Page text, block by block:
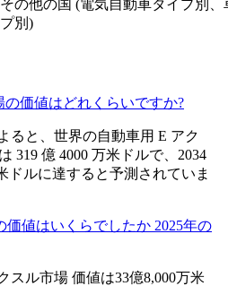
その他の国 (電気自動車タイプ別
プ別)
価値はどれくらいですか?
ると、世界の自動車用 E アク
319 億 4000 万米ドルで、2034
ドルに達すると予測されていま
価値はいくらでしたか 2025年の
スル市場 価値は33億8,000万米